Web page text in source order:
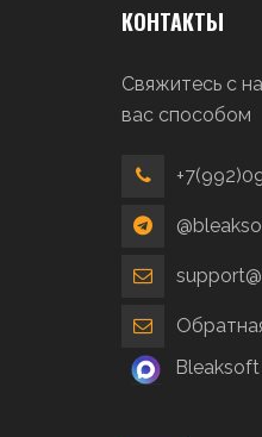
КОНТАКТЫ
Свяжитесь с
вас способом
Bleaksoft